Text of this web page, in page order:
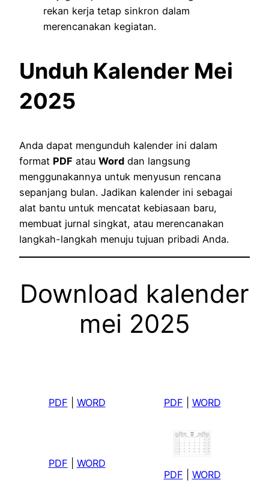
rekan kerja tetap sinkron dalam
merencanakan kegiatan.
Unduh Kalender Mei
2025
Anda dapat mengunduh kalender ini dalam
format PDF atau Word dan langsung
menggunakannya untuk menyusun rencana
sepanjang bulan. Jadikan kalender ini sebagai
alat bantu untuk mencatat kebiasaan baru,
membuat jurnal singkat, atau merencanakan
langkah-langkah menuju tujuan pribadi Anda.
Download kalender
mei 2025
PDF WORD PDF WORD
PDF
WORD
PDF
WORD